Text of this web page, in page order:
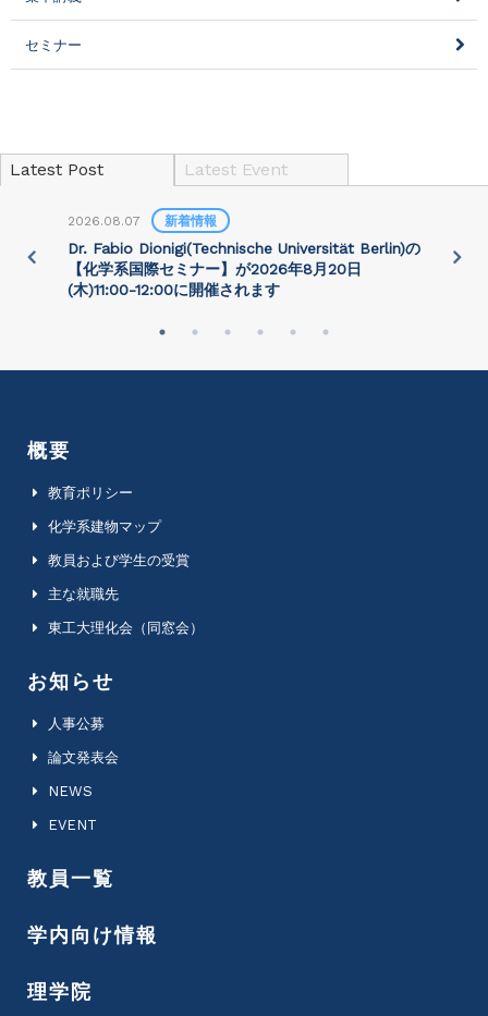
セミナー
Latest Post Latest Event
2026.08.07 新着情報
Dr. Fabio Dionigi(Technische Universität Berlin)の
【化学系国際セミナー】が2026年8⽉20⽇
(⽊)11:00-12:00に開催されます
概要
教育ポリシー
化学系建物マップ
教員および学生の受賞
主な就職先
東工大理化会（同窓会）
お知らせ
人事公募
論文発表会
NEWS
EVENT
教員一覧
学内向け情報
理学院